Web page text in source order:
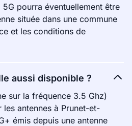
pourra éventuellement être
située dans une commune
et les conditions de
aussi disponible ?
sur la fréquence 3.5 Ghz)
les antennes à Prunet-et-
émis depuis une antenne